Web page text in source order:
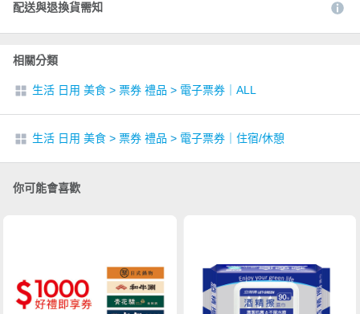
配送與退換貨需知
相關分類
生活 日用 美食 > 票券 禮品 > 電子票券｜ALL
生活 日用 美食 > 票券 禮品 > 電子票券｜住宿/休憩
你可能會喜歡